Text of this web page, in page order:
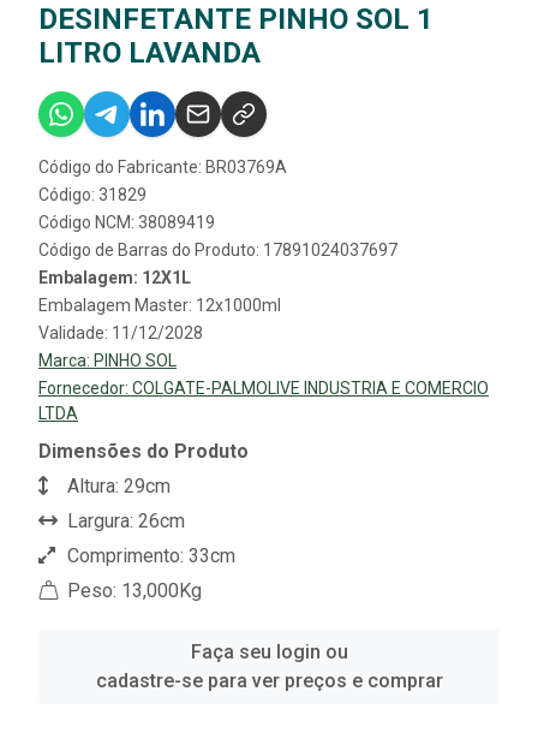
DESINFETANTE PINHO SOL 1
LITRO LAVANDA
Código do Fabricante: BR03769A
Código: 31829
Código NCM: 38089419
Código de Barras do Produto: 17891024037697
Embalagem: 12X1L
Embalagem Master: 12x1000ml
Validade: 11/12/2028
Marca: PINHO SOL
Fornecedor: COLGATE-PALMOLIVE INDUSTRIA E COMERCIO
LTDA
Dimensões do Produto
Altura: 29cm
Largura: 26cm
Comprimento: 33cm
Peso: 13,000Kg
Faça seu login ou
cadastre-se para ver preços e comprar